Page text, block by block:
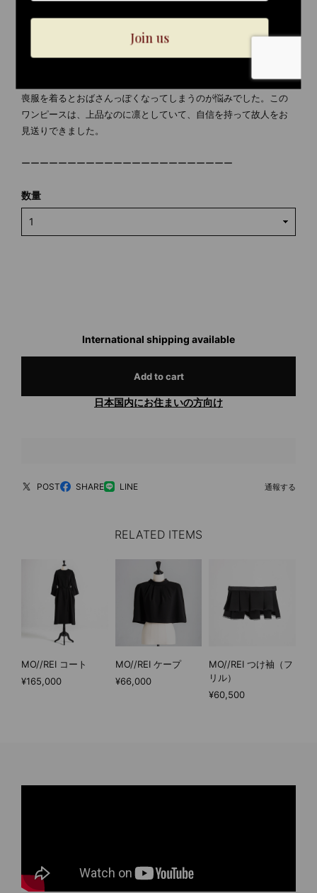
ーVoice 03｜40代 ご購入者様
喪服を着るとおばさんっぽくなってしまうのが悩みでした。この
ワンピースは、上品なのに凛としていて、自信を持って故人をお
見送りできました。
ーーーーーーーーーーーーーーーーーーーーーーー
数量
International shipping available
Add to cart
日本国内にお住まいの方向け
POST SHARE LINE 通報する
RELATED ITEMS
MO//REI コート
¥165,000
MO//REI ケープ
¥66,000
MO//REI つけ袖（フ
リル）
¥60,500